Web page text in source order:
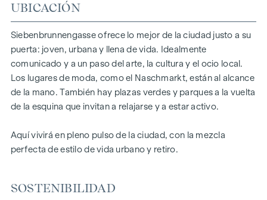
superiores garantizan un agradable clima interior. Espacios
habitables listos para contar su historia. Ya sea balcón,
terraza o jardín, los generosos espacios abiertos de este
proyecto de nueva construcción le ofrecen un refugio
privado para respirar hondo. Disfrute de la mañana con una
taza de café o de la noche con una copa de vino: su retiro
personal le espera.
67 exclusivos condominios
Superficie habitable de 30 a 220 m² aprox.
26 plazas de aparcamiento subterráneo
UBICACIÓN
Siebenbrunnengasse ofrece lo mejor de la ciudad justo a su
puerta: joven, urbana y llena de vida. Idealmente
comunicado y a un paso del arte, la cultura y el ocio local.
Los lugares de moda, como el Naschmarkt, están al alcance
de la mano. También hay plazas verdes y parques a la vuelta
de la esquina que invitan a relajarse y a estar activo.
Aquí vivirá en pleno pulso de la ciudad, con la mezcla
perfecta de estilo de vida urbano y retiro.
SOSTENIBILIDAD